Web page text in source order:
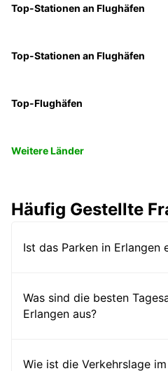
Top-Stationen an Flughäfen
Top-Stationen an Flughäfen
Top-Flughäfen
Weitere Länder
Häufig Gestellte
Ist das Parken in Erlangen
Was sind die besten
Erlangen aus?
Wie ist die Verkehrslage